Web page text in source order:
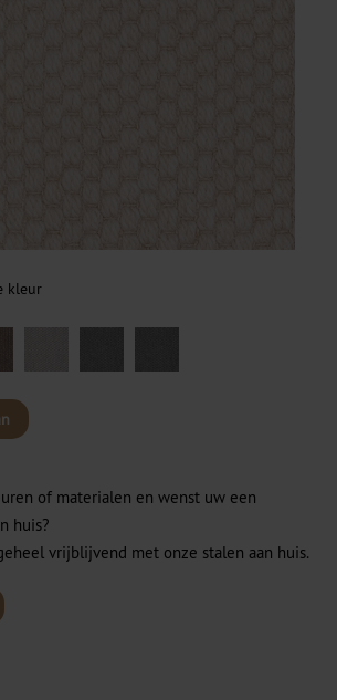
kleur
of materialen en wenst uw een
huis?
vrijblijvend met onze stalen aan huis.